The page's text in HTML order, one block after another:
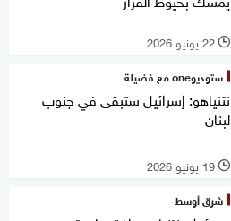
l 22 يونيو 2026
ستوديوone مع فضيلة
نتنياهو: إسرائيل ستبقى في جنوب
لبنان
l 19 يونيو 2026
شرق أوسط